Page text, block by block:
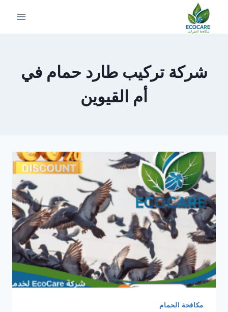
التجاوز
شركة تركيب طارد حمام في
أم القيوين
مكافحة الحمام